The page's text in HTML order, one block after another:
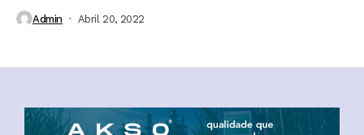
Admin Abril 20, 2022